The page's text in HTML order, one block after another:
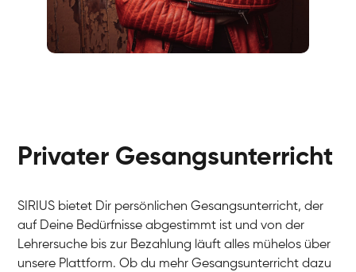
Gesang / Vocal
Anna
Gesang / Vocal
Gesang / Vocal
Gesang / Vocal
Gesang / Vocal
Privater Gesangsunterricht
SIRIUS bietet Dir persönlichen Gesangsunterricht, der
auf Deine Bedürfnisse abgestimmt ist und von der
Lehrersuche bis zur Bezahlung läuft alles mühelos über
unsere Plattform. Ob du mehr Gesangsunterricht dazu